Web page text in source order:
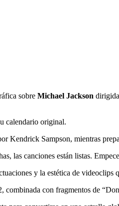
sobre Michael Jackson
calendario original.
Kendrick Sampson, mientras
las canciones están listas.
y la estética de
combinada con fragmentos de